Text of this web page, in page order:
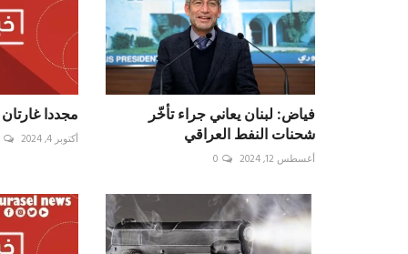
فياض: لبنان يعاني جراء تأخّر
شحنات النفط العراقي
أغسطس 12, 2024 0
مجددا
أكتوبر 4, 2024